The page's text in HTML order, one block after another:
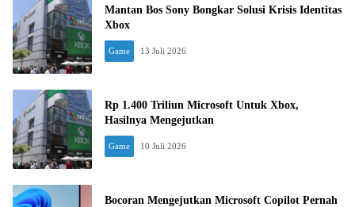
Mantan Bos Sony Bongkar Solusi Krisis Identitas
Xbox
Game 13 Juli 2026
Rp 1.400 Triliun Microsoft Untuk Xbox,
Hasilnya Mengejutkan
Game 10 Juli 2026
Bocoran Mengejutkan Microsoft Copilot Pernah